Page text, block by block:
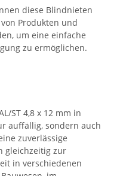
diese Blindnieten
Produkten und
um eine einfache
zu ermöglichen.
ST 4,8 x 12 mm in
auffällig, sondern auch
zuverlässige
gleichzeitig zur
in verschiedenen